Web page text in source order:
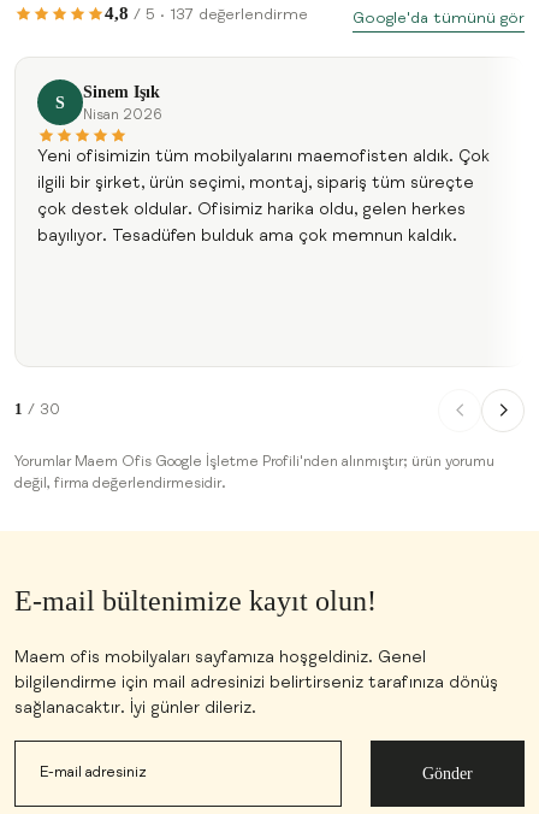
4,8 / 5 · 137 değerlendirme Google'da tümünü gör
S
Sinem Işık
Nisan 2026
Yeni ofisimizin tüm mobilyalarını maemofisten aldık. Çok
ilgili bir şirket, ürün seçimi, montaj, sipariş tüm süreçte
çok destek oldular. Ofisimiz harika oldu, gelen herkes
bayılıyor. Tesadüfen bulduk ama çok memnun kaldık.
1 / 30
Yorumlar Maem Ofis Google İşletme Profili'nden alınmıştır; ürün yorumu
değil, firma değerlendirmesidir.
E-mail bültenimize kayıt olun!
Maem ofis mobilyaları sayfamıza hoşgeldiniz. Genel
bilgilendirme için mail adresinizi belirtirseniz tarafınıza dönüş
sağlanacaktır. İyi günler dileriz.
Gönder